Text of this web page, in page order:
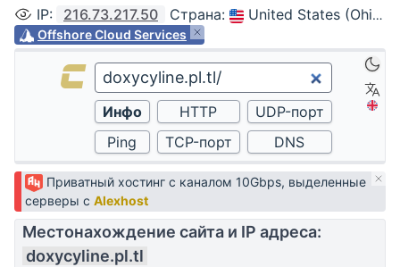
IP: 216.73.217.50 Страна: United States (Ohio, Columbus)
Offshore Cloud Services
Приватный хостинг с каналом 10Gbps, выделенные
серверы с Alexhost
Местонахождение сайта и IP адреса:
doxycyline.pl.tl